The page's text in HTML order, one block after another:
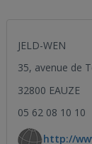
JELD-WEN
35, avenue de
32800 EAUZE
05 62 08 10 10
http://